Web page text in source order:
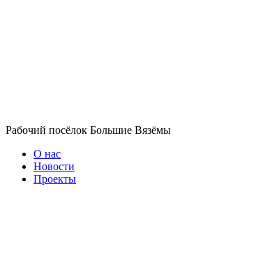
Рабочий посёлок Большие Вязёмы
О нас
Новости
Проекты